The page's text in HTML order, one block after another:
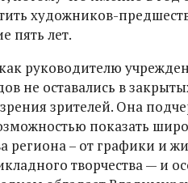
художников-
пять лет.
руководителю
не оставались в
зрителей. Она
показать
региона – от графики и
творчества — и